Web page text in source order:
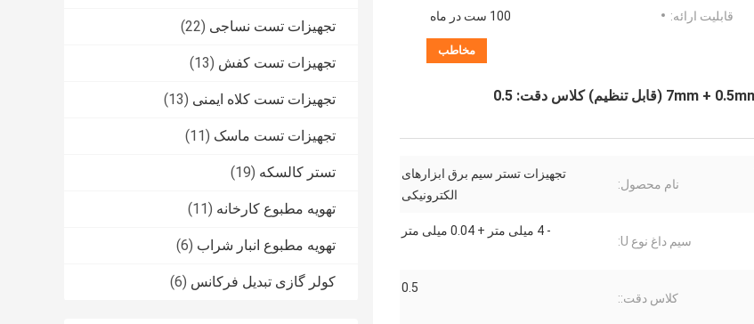
تجهیزات تست نساجی (22)
تجهیزات تست کفش (13)
تجهیزات تست کلاه ایمنی (13)
تجهیزات تست ماسک (11)
تستر کالسکه (19)
تهویه مطبوع کارخانه (11)
تهویه مطبوع انبار شراب (6)
کولر گازی تبدیل فرکانس (6)
قابلیت ارائه:
100 ست در ماه
مخاطب
نام محصول:
تجهیزات تستر سیم برق ابزارهای
الکترونیکی
سیم داغ نوع U:
- 4 میلی متر + 0.04 میلی متر
کلاس دقت::
0.5